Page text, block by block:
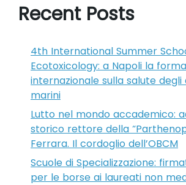
Recent Posts
4th International Summer
Ecotoxicology: a Napoli la
internazionale sulla salute degli
marini
Lutto nel mondo accademico:
storico rettore della
Ferrara. Il cordoglio dell’OBCM
Scuole di Specializzazione:
per le borse ai laureati non